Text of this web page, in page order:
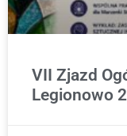
VII Zjazd
Legionowo